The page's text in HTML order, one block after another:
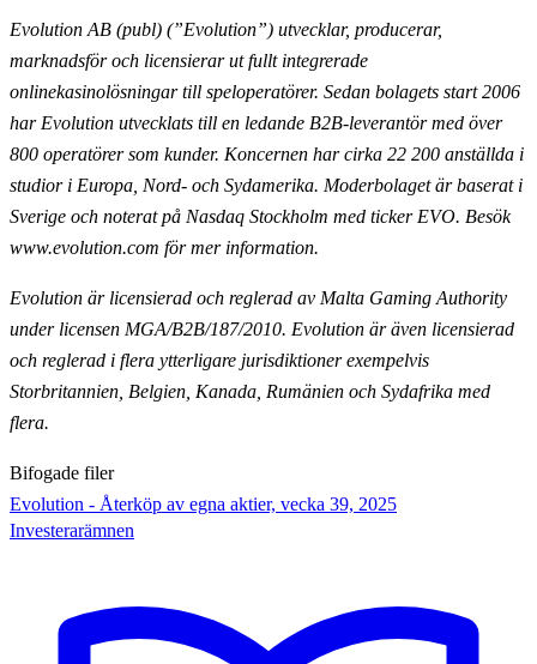
Evolution AB (publ) (”Evolution”) utvecklar, producerar,
marknadsför och licensierar ut fullt integrerade
onlinekasinolösningar till speloperatörer. Sedan bolagets start 2006
har Evolution utvecklats till en ledande B2B-leverantör med över
800 operatörer som kunder. Koncernen har cirka 22 200 anställda i
studior i Europa, Nord- och Sydamerika. Moderbolaget är baserat i
Sverige och noterat på Nasdaq Stockholm med ticker EVO. Besök
www.evolution.com för mer information.
Evolution är licensierad och reglerad av Malta Gaming Authority
under licensen MGA/B2B/187/2010. Evolution är även licensierad
och reglerad i flera ytterligare jurisdiktioner exempelvis
Storbritannien, Belgien, Kanada, Rumänien och Sydafrika med
flera.
Bifogade filer
Evolution - Återköp av egna aktier, vecka 39, 2025
Investerarämnen